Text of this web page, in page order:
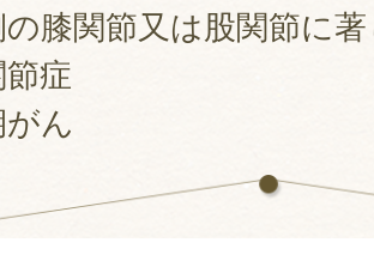
の膝関節又は股関節に
症
ん